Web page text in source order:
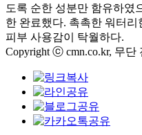
도록 순한 성분만 함유하였
한 완료했다. 촉촉한 워터리
피부 사용감이 탁월하다.
Copyright ⓒ cmn.co.kr, 무단